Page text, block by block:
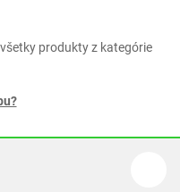
produkty z kategórie